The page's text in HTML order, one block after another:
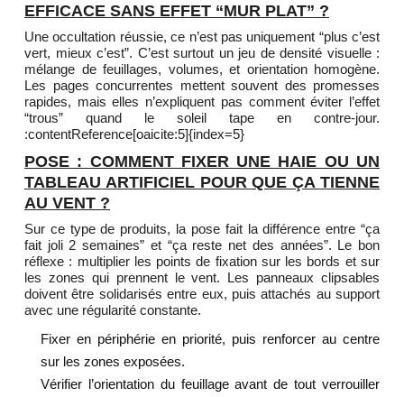
EFFICACE SANS EFFET “MUR PLAT” ?
Une occultation réussie, ce n’est pas uniquement “plus c’est
vert, mieux c’est”. C’est surtout un jeu de densité visuelle :
mélange de feuillages, volumes, et orientation homogène.
Les pages concurrentes mettent souvent des promesses
rapides, mais elles n’expliquent pas comment éviter l’effet
“trous” quand le soleil tape en contre-jour.
:contentReference[oaicite:5]{index=5}
POSE : COMMENT FIXER UNE HAIE OU UN
TABLEAU ARTIFICIEL POUR QUE ÇA TIENNE
AU VENT ?
Sur ce type de produits, la pose fait la différence entre “ça
fait joli 2 semaines” et “ça reste net des années”. Le bon
réflexe : multiplier les points de fixation sur les bords et sur
les zones qui prennent le vent. Les panneaux clipsables
doivent être solidarisés entre eux, puis attachés au support
avec une régularité constante.
Fixer en périphérie en priorité, puis renforcer au centre
sur les zones exposées.
Vérifier l’orientation du feuillage avant de tout verrouiller